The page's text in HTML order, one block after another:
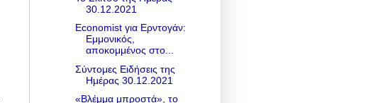
30.12.2021
Economist για Ερντογάν:
Εμμονικός,
αποκομμένος στο...
Σύντομες Ειδήσεις της
Ημέρας 30.12.2021
«Βλέμμα μπροστά», το